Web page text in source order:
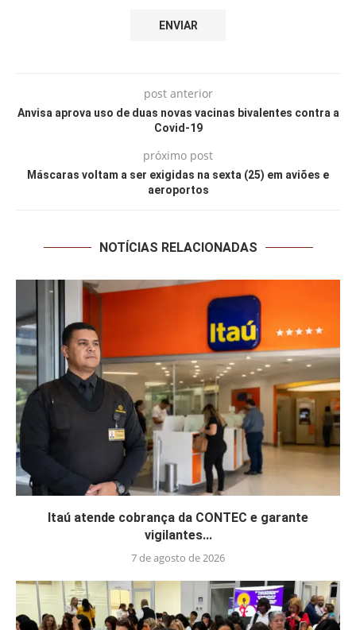
post anterior
Anvisa aprova uso de duas novas vacinas bivalentes contra a
Covid-19
próximo post
Máscaras voltam a ser exigidas na sexta (25) em aviões e
aeroportos
NOTÍCIAS RELACIONADAS
Itaú atende cobrança da CONTEC e garante
vigilantes...
7 de agosto de 2026